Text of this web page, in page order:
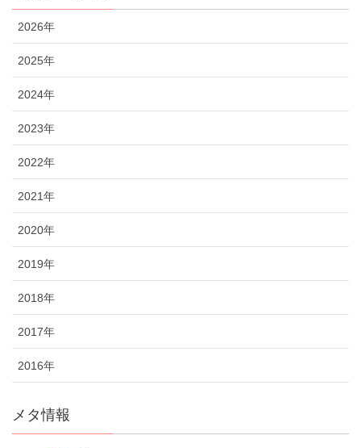
2026年
2025年
2024年
2023年
2022年
2021年
2020年
2019年
2018年
2017年
2016年
メタ情報